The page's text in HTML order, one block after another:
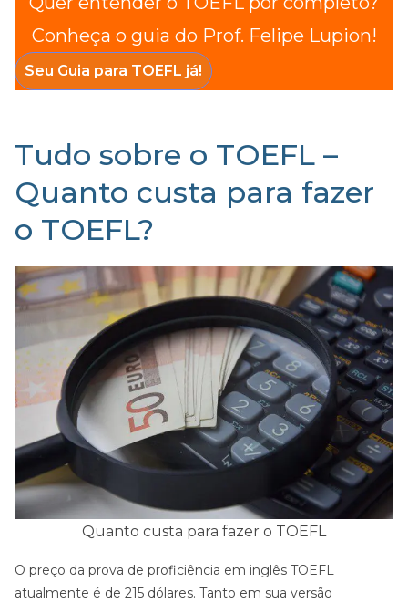
Conheça o guia do Prof. Felipe Lupion!
Seu Guia para TOEFL já!
Tudo sobre o TOEFL –
Quanto custa para fazer
o TOEFL?
Quanto custa para fazer o TOEFL
O preço da prova de proficiência em inglês TOEFL
atualmente é de 215 dólares. Tanto em sua versão